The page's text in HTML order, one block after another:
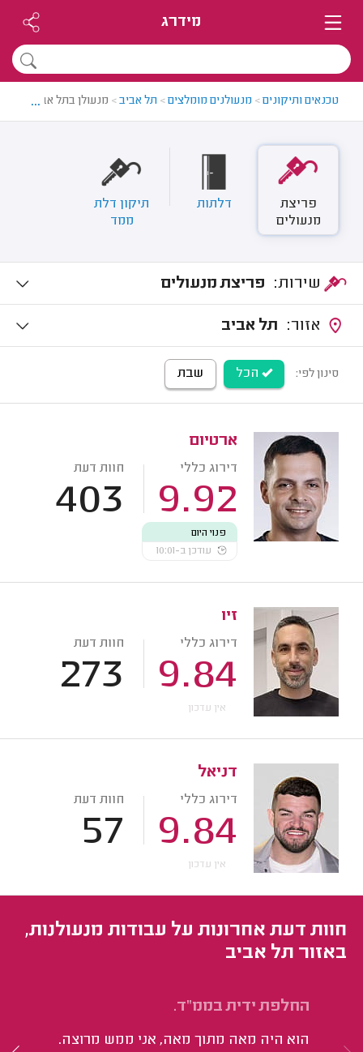
מידרג
טכנאים ותיקונים> מנעולנים מומלצים> תל אביב> מנעולן בתל אביב
...
פריצת
מנעולים
דלתות
תיקון דלת
ממד
פריצת מנעולים
תל אביב
סינון לפי: הכל שבת
ארטיום
דירוג כללי
9.92
חוות דעת
403
פנוי היום
עודכן ב-10:01
זיו
דירוג כללי
9.84
חוות דעת
273
אין עדכון
דניאל
דירוג כללי
9.84
חוות דעת
57
אין עדכון
חוות דעת אחרונות על עבודות מנעולנות,
באזור תל אביב
החלפת ידית בממ"ד.
הוא היה מאה מתוך מאה, אני ממש מרוצה.